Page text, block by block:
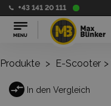
+43 141 20 111
Produkte > E-Scooter >
In den Vergleich